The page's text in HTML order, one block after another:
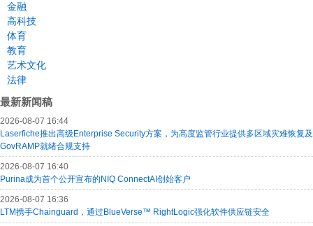
金融
高科技
体育
教育
艺术文化
法律
最新新闻稿
2026-08-07 16:44
Laserfiche推出高级Enterprise Security方案，为高度监管行业提供多区域灾难恢复及
GovRAMP就绪合规支持
2026-08-07 16:40
Purina成为首个公开宣布的NIQ ConnectAI创始客户
2026-08-07 16:36
LTM携手Chainguard，通过BlueVerse™ RightLogic强化软件供应链安全